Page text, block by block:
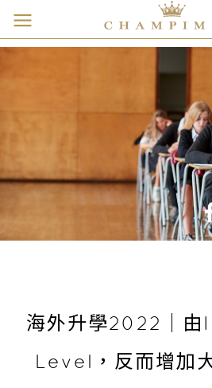
海外升學2022｜由
Level，反而增加